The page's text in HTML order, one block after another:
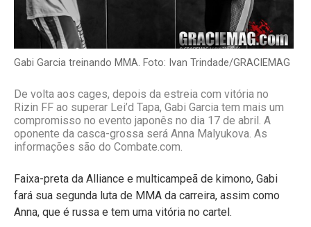
Gabi Garcia treinando MMA. Foto: Ivan Trindade/GRACIEMAG
De volta aos cages, depois da estreia com vitória no
Rizin FF ao superar Lei’d Tapa, Gabi Garcia tem mais um
compromisso no evento japonês no dia 17 de abril. A
oponente da casca-grossa será Anna Malyukova. As
informações são do Combate.com.
Faixa-preta da Alliance e multicampeã de kimono, Gabi
fará sua segunda luta de MMA da carreira, assim como
Anna, que é russa e tem uma vitória no cartel.